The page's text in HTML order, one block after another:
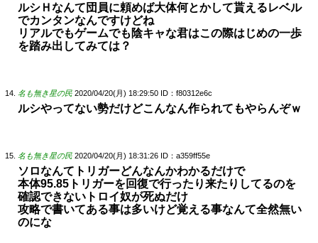
ルシＨなんて団員に頼めば大体何とかして貰えるレベル
でカンタンなんですけどね
リアルでもゲームでも陰キャな君はこの際はじめの一歩
を踏み出してみては？
名も無き星の民 2020/04/20(月) 18:29:50 ID：f80312e6c
ルシやってない勢だけどこんなん作られてもやらんぞｗ
名も無き星の民 2020/04/20(月) 18:31:26 ID：a359ff55e
ソロなんてトリガーどんなんかわかるだけで
本体95.85トリガーを回復で行ったり来たりしてるのを
確認できないトロイ奴が死ぬだけ
攻略で書いてある事は多いけど覚える事なんて全然無い
のにな